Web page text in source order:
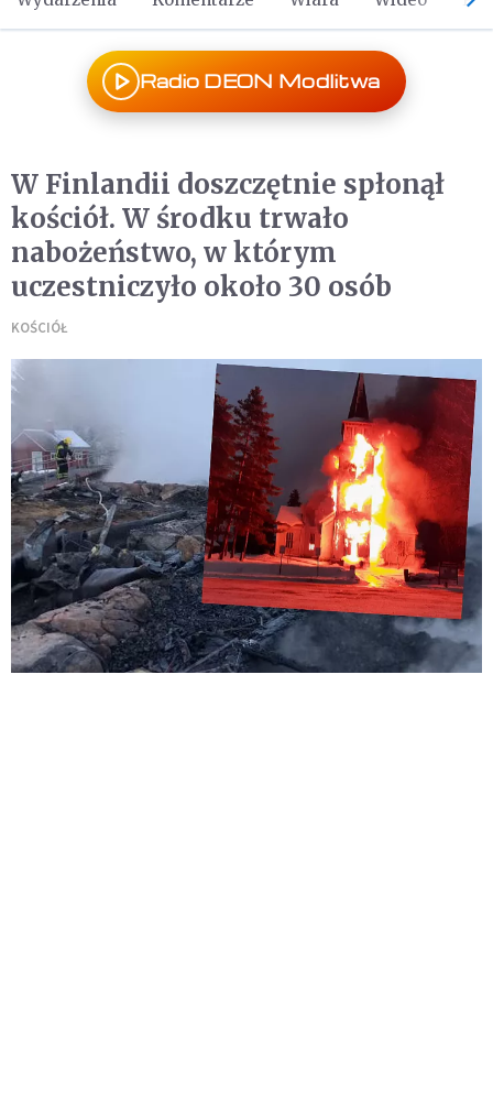
Radio DEON Modlitwa
W Finlandii doszczętnie spłonął
kościół. W środku trwało
nabożeństwo, w którym
uczestniczyło około 30 osób
KOŚCIÓŁ